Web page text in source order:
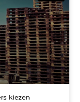
kiezen